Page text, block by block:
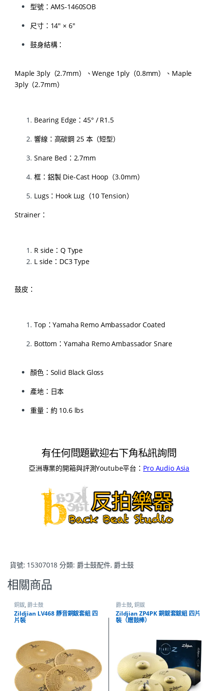
型號：AMS-1460SOB
尺寸：14″ × 6″
鼓身結構：
Maple 3ply（2.7mm）、Wenge 1ply（0.8mm）、Maple
3ply（2.7mm）
Bearing Edge：45° / R1.5
響線：高碳鋼 25 本（短型）
Snare Bed：2.7mm
框：鋁製 Die-Cast Hoop（3.0mm）
Lugs：Hook Lug（10 Tension）
Strainer：
R side：Q Type
L side：DC3 Type
鼓皮：
Top：Yamaha Remo Ambassador Coated
Bottom：Yamaha Remo Ambassador Snare
顏色：Solid Black Gloss
產地：日本
重量：約 10.6 lbs
有任何問題歡迎右下角私訊詢問
亞洲專業的開箱與評測Youtube平台： Pro Audio Asia
貨號: 15307018 分類: 爵士鼓配件, 爵士鼓
相關商品
銅鈸, 爵士鼓
Zildjian LV468 靜音銅鈸套組 四
片裝
爵士鼓,銅鈸
Zildjian ZP4PK 銅鈸套鈸組 四片
裝（贈鼓棒）